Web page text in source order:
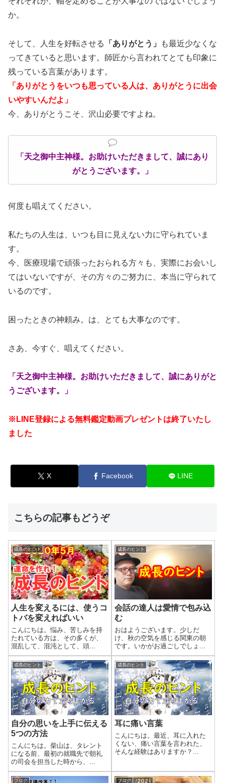
か。
そして、人生を好転させる 「ありがとう」
も最近少なくな
ってきていると思います。師匠から言われてとても印象に
残っている言葉があります。
「ありがとうをいつも思っている人は、 ありがとうに出会
いやすいんだよ」
今、ありがとうこそ、沢山必要ですよね。
「天之御中主神様。 お助けいただきまして、 誠にあり
がとうございます。」
何度も唱えてください。
私たちの人生は、いつも目に見えない力に守られていま
す。
今、医療現場で頑張ったおられる方々も、実際にお会いし
てはいないですが、その方々のご努力に、本当に守られて
いるのです。
困ったときの神頼み。は、とても大事なのです。
さあ、今すぐ、唱えてください。
「天之御中主神様。 お助けいただきまして、誠にありがと
うございます。」
※LINE登録による無料鑑定動画プレゼントは終了いたし
ました
X Facebook LINE
こちらの記事もどうぞ
成長のヒント
人生を変えるには、使うコ
トバを変えればいい
こんにちは。悩み、苦しみを持
たれている方は、その多くが、
混乱して、混沌として、頭...
成長のヒント
会話の達人は愛情で包み込
む
おはようございます。少しだ
け、秋の空気を感じる関東の朝
です。いかがお過ごしでしょ...
成長のヒント
自分の思いを上手に伝える
5つの方法
こんにちは。柴山は、タレント
になる前、最初の就職先で朝礼
の司会を担当した時から、...
成長のヒント
耳に痛い言葉
こんにちは。最近、耳に入れた
くない、痛い言葉を言われた、
そんな経験はありますか？...
ブログ ブログ